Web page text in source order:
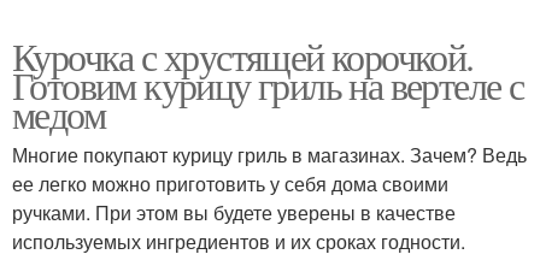
Курочка с хрустящей корочкой.
Готовим курицу гриль на вертеле с
медом
Многие покупают курицу гриль в магазинах. Зачем? Ведь
ее легко можно приготовить у себя дома своими
ручками. При этом вы будете уверены в качестве
используемых ингредиентов и их сроках годности.